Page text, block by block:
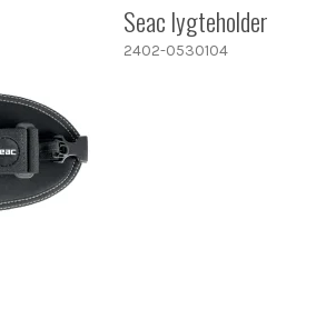
Seac lygteholder
2402-0530104